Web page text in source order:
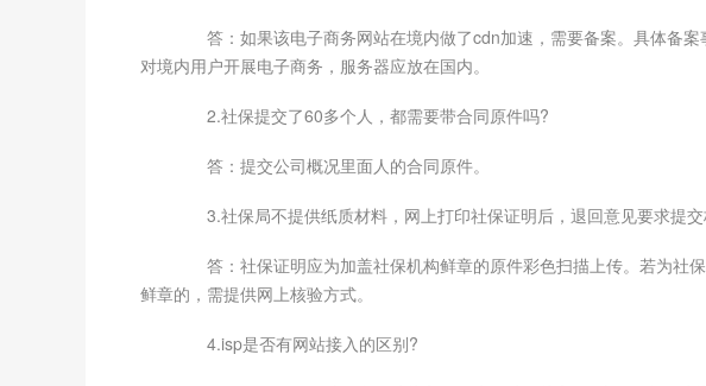
答：如果该电子商务网站在境内做了cdn加速，需要备案。具体备案
对境内用户开展电子商务，服务器应放在国内。
2.社保提交了60多个人，都需要带合同原件吗?
答：提交公司概况里面人的合同原件。
3.社保局不提供纸质材料，网上打印社保证明后，退回意见要求提交
答：社保证明应为加盖社保机构鲜章的原件彩色扫描上传。若为社
鲜章的，需提供网上核验方式。
4.isp是否有网站接入的区别?